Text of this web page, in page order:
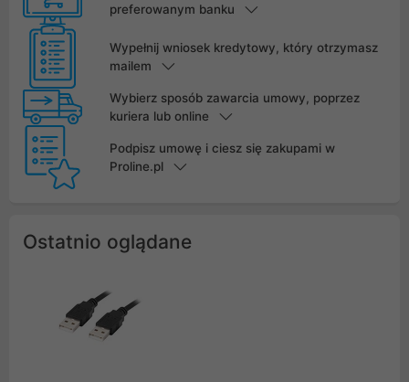
preferowanym banku
Wypełnij wniosek kredytowy, który otrzymasz
mailem
Wybierz sposób zawarcia umowy, poprzez
kuriera lub online
Podpisz umowę i ciesz się zakupami w
Proline.pl
Ostatnio oglądane